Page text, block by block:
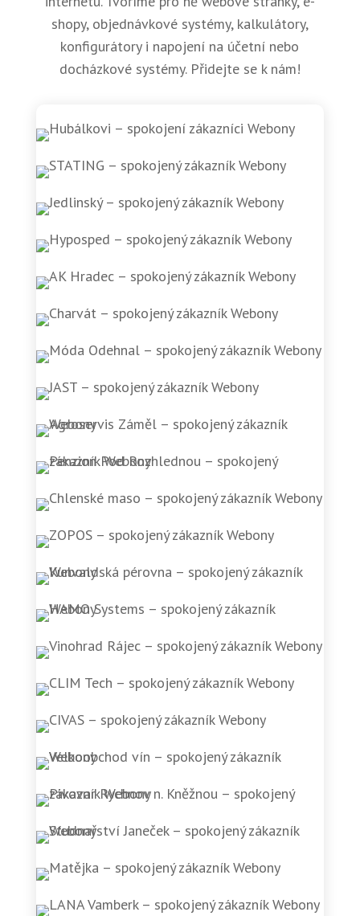
shopy, objednávkové systémy, kalkulátory,
konfigurátory i napojení na účetní nebo
docházkové systémy. Přidejte se k nám!